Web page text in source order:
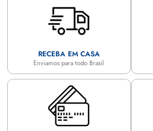
RECEBA EM CASA
Enviamos para todo Brasil